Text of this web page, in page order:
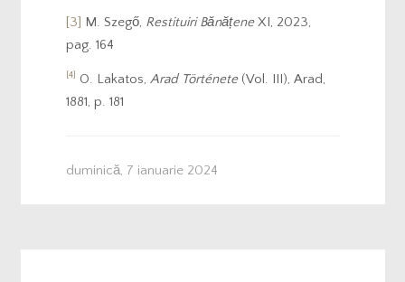
[3] M. Szegő, Restituiri BănățeneXI, 2023,
pag. 164
[4] O. Lakatos, Arad Története (Vol. III), Arad,
1881, p. 181
duminică, 7 ianuarie 2024